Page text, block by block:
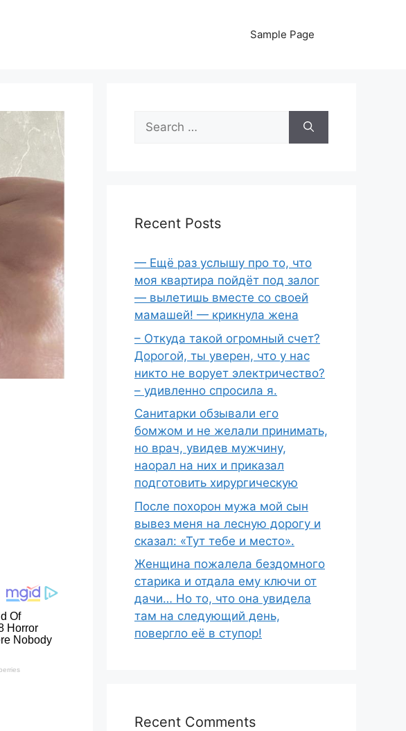
Sample Page
Search
for:
Recent Posts
— Ещё раз услышу про то, что
моя квартира пойдёт под залог
— вылетишь вместе со своей
мамашей! — крикнула жена
– Откуда такой огромный счет?
Дорогой, ты уверен, что у нас
никто не ворует электричество?
– удивленно спросила я.
Санитарки обзывали его
бомжом и не желали принимать,
но врач, увидев мужчину,
наорал на них и приказал
подготовить хирургическую
После похорон мужа мой сын
вывез меня на лесную дорогу и
сказал: «Тут тебе и место».
Женщина пожалела бездомного
старика и отдала ему ключи от
дачи… Но то, что она увидела
там на следующий день,
повергло её в ступор!
Recent Comments